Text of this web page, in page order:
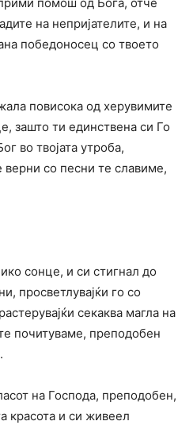
на непријателите, и на
победоносец со твоето
повисока од херувимите
зашто ти единствена си Го
во твојата утроба,
верни со песни те славиме,
сонце, и си стигнал до
просветлувајќи го со
секаква магла на
почитуваме, преподобен
на Господа, преподобен,
красота и си живеел